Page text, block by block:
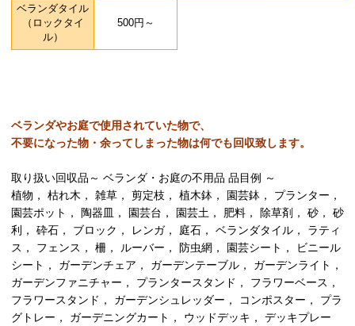
ベランダタイル
（ロックタイ
ル）
500円～
ベランダやお庭で使用されていた物で、
不要になった物・余ってしまった物は何でも回収致します。
取り扱い回収品～ ベランダ・お庭の不用品 品目例 ～
植物， 枯れ木， 雑草， 剪定枝， 植木鉢， 園芸鉢， プランター，
園芸ポット， 陶器皿， 園芸台， 園芸土， 肥料， 除草剤， 砂， 砂
利， 砕石， ブロック， レンガ， 庭石， ベランダタイル， ラティ
ス， フェンス， 柵， ルーバー， 防虫網， 園芸シート， ビニール
シート， ガーデンチェア， ガーデンテーブル， ガーデンライト，
ガーデンファニチャー， プランタースタンド， フラワーベース，
フラワースタンド， ガーデンシュレッダー， コンポスター， プラ
グトレー， ガーデニングカート， ウッドデッキ， デッキプレー